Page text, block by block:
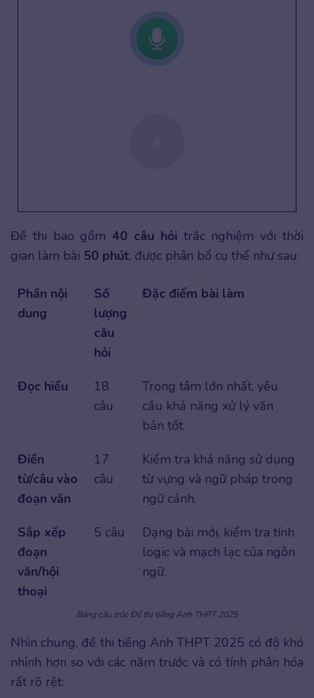
Đề thi bao gồm40 câu hỏi trắc nghiệm với thời
gian làm bài 50 phút, được phân bổ cụ thể như sau:
Phần nội
dung
Số
lượng
câu
hỏi
Đặc điểm bài làm
Đọc hiểu
18
câu
Trọng tâm lớn nhất, yêu
cầu khả năng xử lý văn
bản tốt.
Điền
từ/câu vào
đoạn văn
17
câu
Kiểm tra khả năng sử dụng
từ vựng và ngữ pháp trong
ngữ cảnh.
Sắp xếp
đoạn
văn/hội
thoại
5 câu
Dạng bài mới, kiểm tra tính
logic và mạch lạc của ngôn
ngữ.
Bảng cấu trúc Đề thi tiếng Anh THPT 2025
Nhìn chung, đề thi tiếng Anh THPT 2025 có độ khó
nhỉnh hơn so với các năm trước và có tính phân hóa
rất rõ rệt: